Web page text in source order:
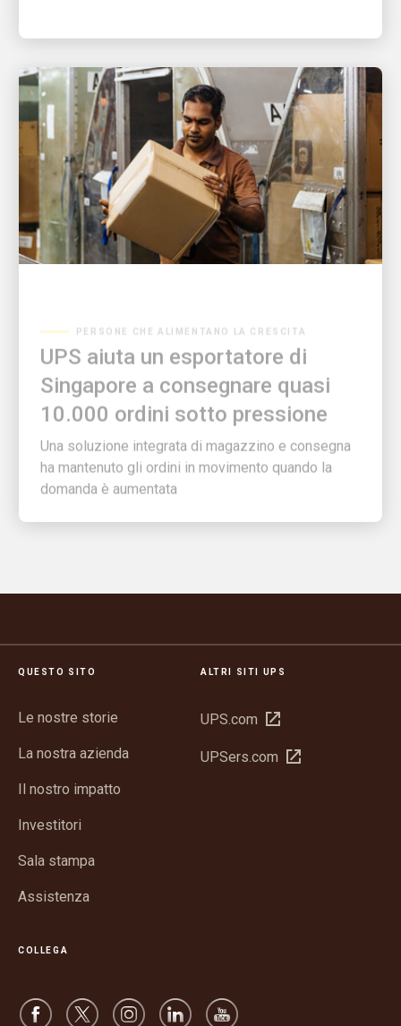
UPS aiuta un esportatore di
Singapore a consegnare quasi
10.000 ordini sotto pressione
Una soluzione integrata di magazzino e consegna
ha mantenuto gli ordini in movimento quando la
domanda è aumentata
QUESTO SITO
Le nostre storie
La nostra azienda
Il nostro impatto
Investitori
Sala stampa
Assistenza
ALTRI SITI UPS
UPS.com Apri
una
UPSers.com Apri
COLLEGA